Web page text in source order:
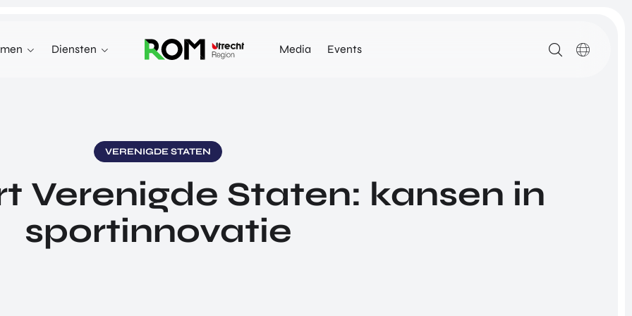
Diensten Media Events
VERENIGDE STATEN
Verenigde Staten: kansen in
sportinnovatie
markten in het buitenland.
INVESTEREN
HEALTH VENTURES
INTERNATIONALISEREN
ALLES OVER
INTERNATIONALISEREN
GA MEE OP HANDELSMISSIE
INVESTEREN
INTERNATIONALISEREN
PRODUCTEN EN PROGRAMMA'S
STARTUP UTRECHT REGION
DIGIC